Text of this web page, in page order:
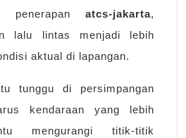
penerapan atcs-jakarta,
lalu lintas menjadi lebih
aktual di lapangan.
tunggu di persimpangan
kendaraan yang lebih
mengurangi titik-titik